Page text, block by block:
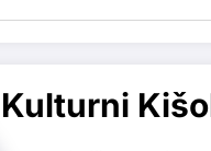
Kulturni